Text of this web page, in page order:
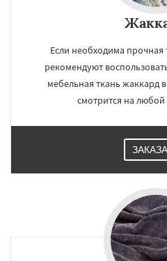
Если необходима прочная
рекомендуют
мебельная ткань жаккард
смотрится на